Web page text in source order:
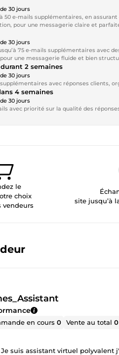
30 jours
50 e-mails supplémentaires, en
pour une messagerie claire et
30 jours
75 e-mails supplémentaires avec
une messagerie fluide et bien
2 semaines
30 jours
avec réponses clients,
4 semaines
30 jours
avec priorité sur la qualité des
le
choix
vendeurs
site jusqu’à
en cours0 Vente au total0
suis assistant virtuel